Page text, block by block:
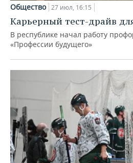
Общество 27 июл, 16:15
Карьерный тест-драйв
В республике начал работу
«Профессии будущего»